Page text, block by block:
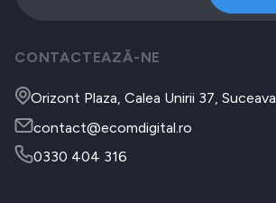
CONTACTEAZĂ-NE
Orizont Plaza, Calea Unirii 37, Suceava
contact@ecomdigital.ro
0330 404 316